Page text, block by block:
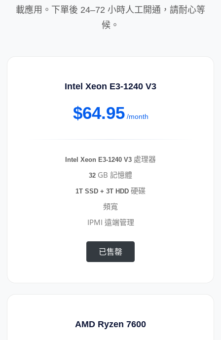
載應用。下單後 24–72 小時人工開通，請耐心等
候。
Intel Xeon E3-1240 V3
$64.95 /month
Intel Xeon E3-1240 V3 處理器
32 GB 記憶體
1T SSD + 3T HDD 硬碟
頻寬
IPMI 遠端管理
已售罄
AMD Ryzen 7600